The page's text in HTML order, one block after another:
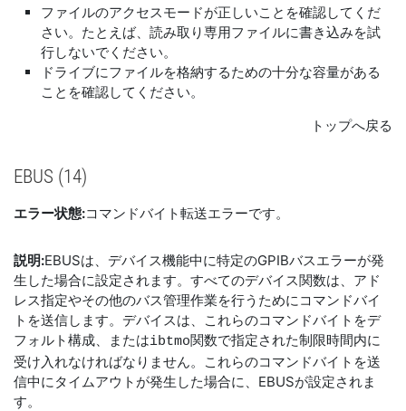
ファイルのアクセスモードが正しいことを確認してくだ
さい。たとえば、読み取り専用ファイルに書き込みを試
行しないでください。
ドライブにファイルを格納するための十分な容量がある
ことを確認してください。
トップへ戻る
EBUS (14)
エラー状態:コマンドバイト転送エラーです。
説明:EBUSは、デバイス機能中に特定のGPIBバスエラーが発
生した場合に設定されます。すべてのデバイス関数は、アド
レス指定やその他のバス管理作業を行うためにコマンドバイ
トを送信します。デバイスは、これらのコマンドバイトをデ
フォルト構成、またはibtmo関数で指定された制限時間内に
受け入れなければなりません。これらのコマンドバイトを送
信中にタイムアウトが発生した場合に、EBUSが設定されま
す。